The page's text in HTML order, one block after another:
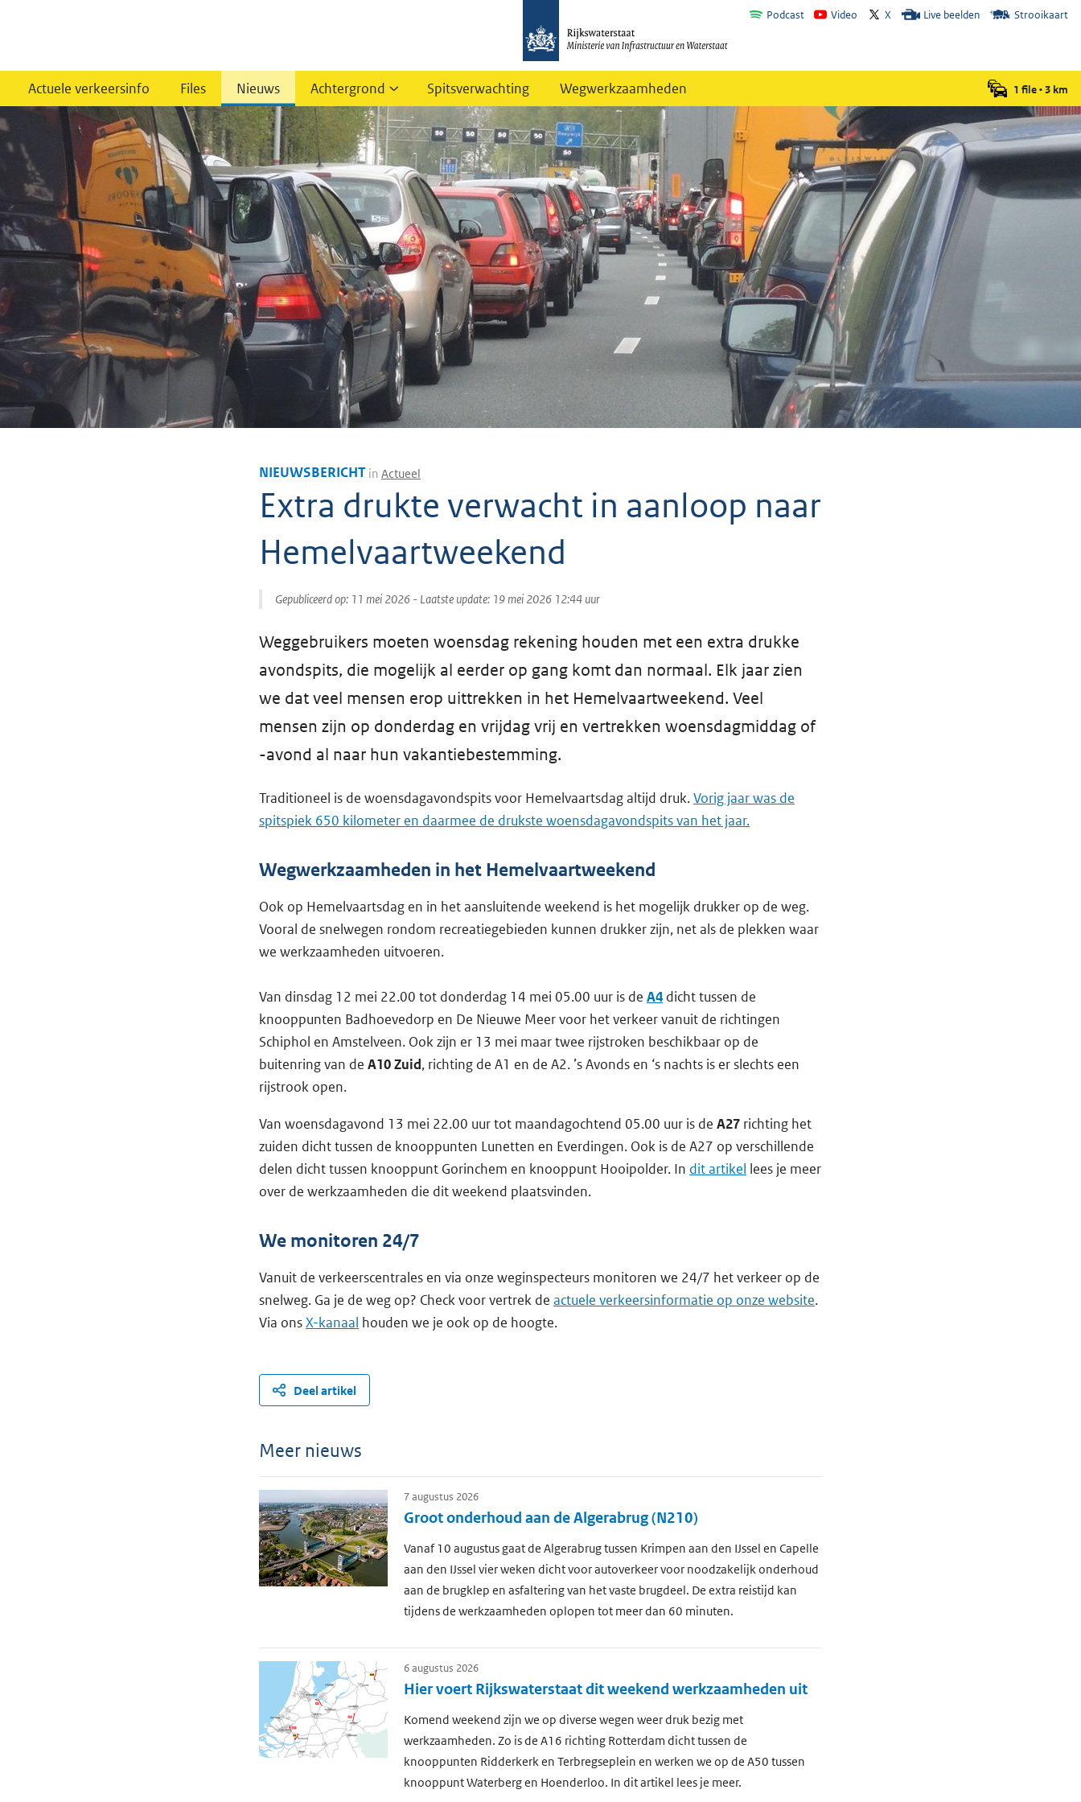
Podcast Video X Live beelden Strooikaart
Actuele verkeersinfo Files Nieuws Achtergrond Spitsverwachting Wegwerkzaamheden 1 file• 3 km
NIEUWSBERICHT in Actueel
Extra drukte verwacht in aanloop naar
Hemelvaartweekend
Gepubliceerd op: 11 mei 2026 - Laatste update: 19 mei 2026 12:44 uur
Weggebruikers moeten woensdag rekening houden met een extra drukke
avondspits, die mogelijk al eerder op gang komt dan normaal. Elk jaar zien
we dat veel mensen erop uittrekken in het Hemelvaartweekend. Veel
mensen zijn op donderdag en vrijdag vrij en vertrekken woensdagmiddag of
-avond al naar hun vakantiebestemming.
Traditioneel is de woensdagavondspits voor Hemelvaartsdag altijd druk.Vorig jaar was de
spitspiek 650 kilometer en daarmee de drukste woensdagavondspits van het jaar.
Wegwerkzaamheden in het Hemelvaartweekend
Ook op Hemelvaartsdag en in het aansluitende weekend is het mogelijk drukker op de weg.
Vooral de snelwegen rondom recreatiegebieden kunnen drukker zijn, net als de plekken waar
we werkzaamheden uitvoeren.
Van dinsdag 12 mei 22.00 tot donderdag 14 mei 05.00 uur is de A4dicht tussen de
knooppunten Badhoevedorp en De Nieuwe Meer voor het verkeer vanuit de richtingen
Schiphol en Amstelveen. Ook zijn er 13 mei maar twee rijstroken beschikbaar op de
buitenring van de A10 Zuid, richting de A1 en de A2. ’s Avonds en ‘s nachts is er slechts een
rijstrook open.
Van woensdagavond 13 mei 22.00 uur tot maandagochtend 05.00 uur is de A27 richting het
zuiden dicht tussen de knooppunten Lunetten en Everdingen. Ook is de A27 op verschillende
delen dicht tussen knooppunt Gorinchem en knooppunt Hooipolder. In dit artikel lees je meer
over de werkzaamheden die dit weekend plaatsvinden.
We monitoren 24/7
Vanuit de verkeerscentrales en via onze weginspecteurs monitoren we 24/7 het verkeer op de
snelweg. Ga je de weg op? Check voor vertrek de actuele verkeersinformatie op onze website.
Via onsX-kanaal houden we je ook op de hoogte.
Deel artikel
Meer nieuws
Groot onderhoud aan de Algerabrug (N210)
7 augustus 2026
Vanaf 10 augustus gaat de Algerabrug tussen Krimpen aan den IJssel en Capelle
aan den IJssel vier weken dicht voor autoverkeer voor noodzakelijk onderhoud
aan de brugklep en asfaltering van het vaste brugdeel. De extra reistijd kan
tijdens de werkzaamheden oplopen tot meer dan 60 minuten.
Hier voert Rijkswaterstaat dit weekend werkzaamheden uit
6 augustus 2026
Komend weekend zijn we op diverse wegen weer druk bezig met
werkzaamheden. Zo is de A16 richting Rotterdam dicht tussen de
knooppunten Ridderkerk en Terbregseplein en werken we op de A50 tussen
knooppunt Waterberg en Hoenderloo. In dit artikel lees je meer.